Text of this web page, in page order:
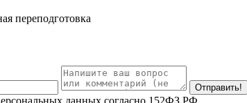
переподготовка
данных согласно 152ФЗ РФ